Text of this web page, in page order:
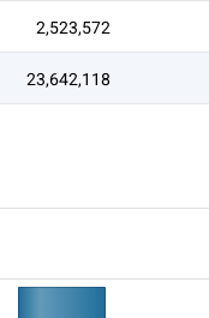
2,523,572
23,642,118